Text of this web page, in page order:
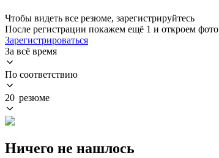
Чтобы видеть все резюме, зарегистрируйтесь
После регистрации покажем ещё 1 и откроем фото
Зарегистрироваться
За всё время
По соответствию
20 резюме
Ничего не нашлось